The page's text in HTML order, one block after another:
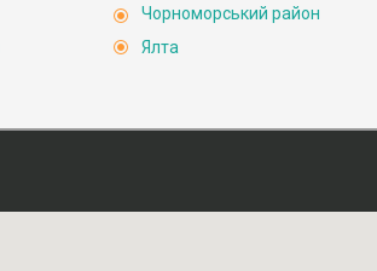
Чорноморський район
Ялта